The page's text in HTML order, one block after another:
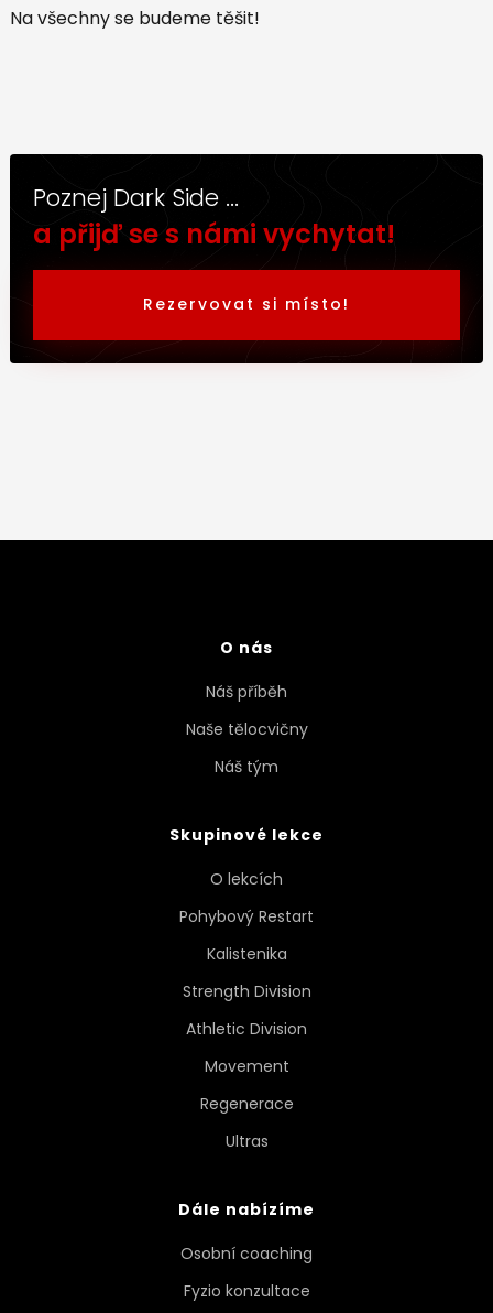
Na všechny se budeme těšit!
Poznej Dark Side ...
a přijď se s námi vychytat!
Rezervovat si místo!
O nás
Náš příběh
Naše tělocvičny
Náš tým
Skupinové lekce
O lekcích
Pohybový Restart
Kalistenika
Strength Division
Athletic Division
Movement
Regenerace
Ultras
Dále nabízíme
Osobní coaching
Fyzio konzultace